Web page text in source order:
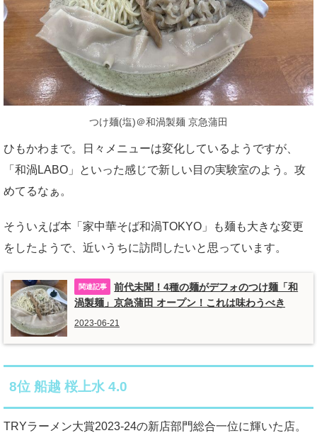
つけ麺(塩)＠和渦製麺 京急蒲田
ひもかわまで。日々メニューは変化しているようですが、
「和渦LABO」といった感じで新しい目の実験室のよう。攻
めてるなぁ。
そういえば本「家中華そば和渦TOKYO」も麺も大きな変更
をしたようで、近いうちに訪問したいと思っています。
前代未聞！4種の麺がデフォのつけ麺「和
渦製麺」京急蒲田 オープン！これは味わうべき
2023-06-21
8位 船越 桜上水 4.0
TRYラーメン大賞2023-24の新店部門総合一位に輝いた店。